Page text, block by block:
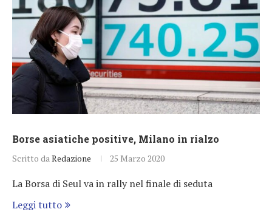
Borse asiatiche positive, Milano in rialzo
Scritto da Redazione 25 Marzo 2020
La Borsa di Seul va in rally nel finale di seduta
Leggi tutto